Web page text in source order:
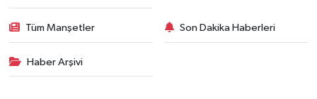
Tüm Manşetler Son Dakika Haberleri
Haber Arşivi